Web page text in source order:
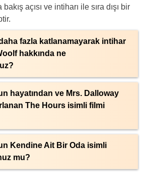
açısı ve intiharı ile sıra dışı bir
fazla katlanamayarak intihar
hakkında ne
hayatından ve Mrs. Dalloway
The Hours isimli filmi
Kendine Ait Bir Oda isimli
mu?